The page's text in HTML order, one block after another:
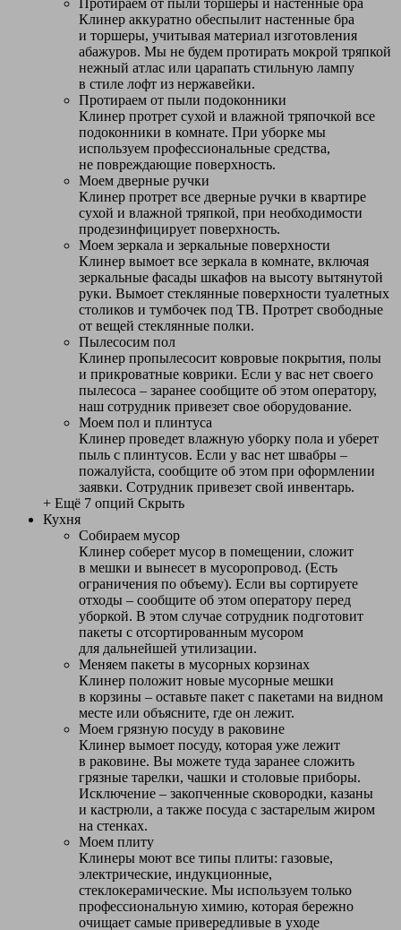
Протираем от пыли торшеры и настенные бра
Клинер аккуратно обеспылит настенные бра
и торшеры, учитывая материал изготовления
абажуров. Мы не будем протирать мокрой тряпкой
нежный атлас или царапать стильную лампу
в стиле лофт из нержавейки.
Протираем от пыли подоконники
Клинер протрет сухой и влажной тряпочкой все
подоконники в комнате. При уборке мы
используем профессиональные средства,
не повреждающие поверхность.
Моем дверные ручки
Клинер протрет все дверные ручки в квартире
сухой и влажной тряпкой, при необходимости
продезинфицирует поверхность.
Моем зеркала и зеркальные поверхности
Клинер вымоет все зеркала в комнате, включая
зеркальные фасады шкафов на высоту вытянутой
руки. Вымоет стеклянные поверхности туалетных
столиков и тумбочек под ТВ. Протрет свободные
от вещей стеклянные полки.
Пылесосим пол
Клинер пропылесосит ковровые покрытия, полы
и прикроватные коврики. Если у вас нет своего
пылесоса – заранее сообщите об этом оператору,
наш сотрудник привезет свое оборудование.
Моем пол и плинтуса
Клинер проведет влажную уборку пола и уберет
пыль с плинтусов. Если у вас нет швабры –
пожалуйста, сообщите об этом при оформлении
заявки. Сотрудник привезет свой инвентарь.
+ Ещё 7 опций Скрыть
Кухня
Собираем мусор
Клинер соберет мусор в помещении, сложит
в мешки и вынесет в мусоропровод. (Есть
ограничения по объему). Если вы сортируете
отходы – сообщите об этом оператору перед
уборкой. В этом случае сотрудник подготовит
пакеты с отсортированным мусором
для дальнейшей утилизации.
Меняем пакеты в мусорных корзинах
Клинер положит новые мусорные мешки
в корзины – оставьте пакет с пакетами на видном
месте или объясните, где он лежит.
Моем грязную посуду в раковине
Клинер вымоет посуду, которая уже лежит
в раковине. Вы можете туда заранее сложить
грязные тарелки, чашки и столовые приборы.
Исключение – закопченные сковородки, казаны
и кастрюли, а также посуда с застарелым жиром
на стенках.
Моем плиту
Клинеры моют все типы плиты: газовые,
электрические, индукционные,
стеклокерамические. Мы используем только
профессиональную химию, которая бережно
очищает самые привередливые в уходе